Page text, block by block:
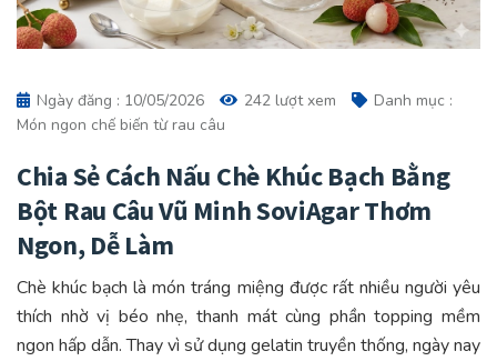
Ngày đăng : 10/05/2026 242 lượt xem
Danh mục :
Món ngon chế biến từ rau câu
Chia Sẻ Cách Nấu Chè Khúc Bạch Bằng
Bột Rau Câu Vũ Minh SoviAgar Thơm
Ngon, Dễ Làm
Chè khúc bạch là món tráng miệng được rất nhiều người yêu
thích nhờ vị béo nhẹ, thanh mát cùng phần topping mềm
ngon hấp dẫn. Thay vì sử dụng gelatin truyền thống, ngày nay